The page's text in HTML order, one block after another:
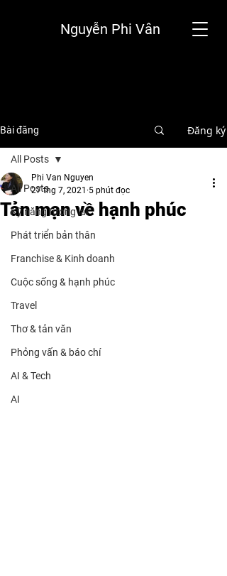
Nguyễn Phi Vân
Bài đăng Đăng ký
All Posts
Kỹ năng tương lai
Phát triển bản thân
Franchise & Kinh doanh
Cuộc sống & hạnh phúc
Travel
Thơ & tản văn
Phỏng vấn & báo chí
AI & Tech
AI
All Posts
Tản mạn về hạnh phúc
Phi Van Nguyen
27 thg 7, 2021 5 phút đọc